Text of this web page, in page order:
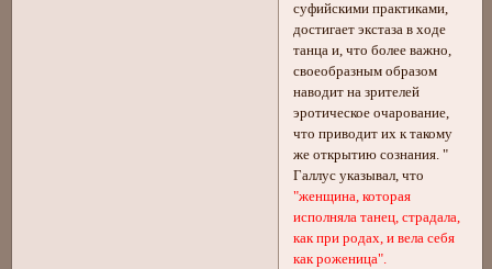
суфийскими практиками,
достигает экстаза в ходе
танца и, что более важно,
своеобразным образом
наводит на зрителей
эротическое очарование,
что приводит их к такому
же открытию сознания. "
Галлус указывал, что
"женщина, которая
исполняла танец, страдала,
как при родах, и вела себя
как роженица".